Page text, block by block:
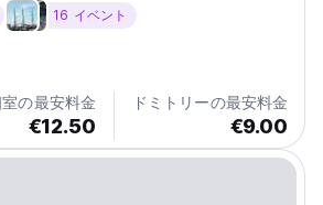
16 イベント
の最安料金
€12.50
ドミトリーの最安料金
€9.00